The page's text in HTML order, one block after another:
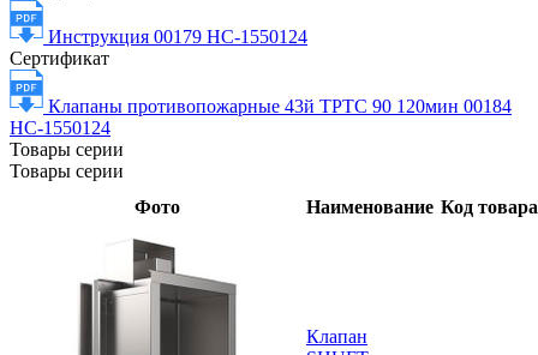
Инструкция 00179 НС-1550124
Сертификат
Клапаны противопожарные 43й ТРТС 90 120мин 00184
НС-1550124
Товары серии
Товары серии
Фото
Наименование Код товара
Клапан